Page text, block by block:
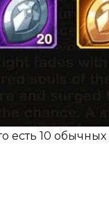
есть 10